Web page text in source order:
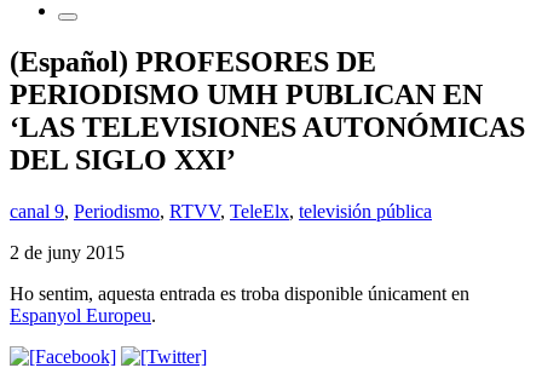
(Español) PROFESORES DE
PERIODISMO UMH PUBLICAN EN
‘LAS TELEVISIONES AUTONÓMICAS
DEL SIGLO XXI’
canal 9, Periodismo, RTVV, TeleElx, televisión pública
2 de juny 2015
Ho sentim, aquesta entrada es troba disponible únicament en
Espanyol Europeu.